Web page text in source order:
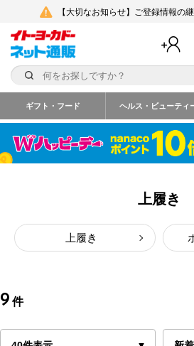
【大切なお知らせ】ご登録情報の
ギフト・フード ヘルス・ビューティ
上履き
上履き
9 件